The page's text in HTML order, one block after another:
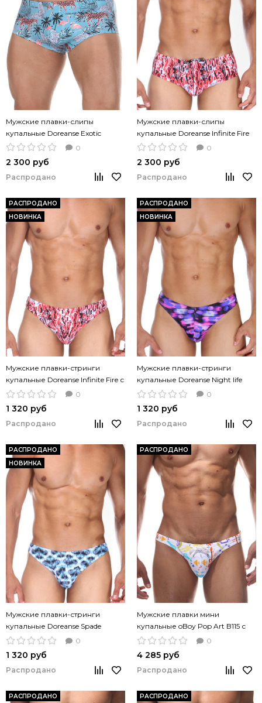
Мужские плавки-слипы
купальные Doreanse Exotic
Jungle цветные
0
2 300 руб
Распродано
Мужские плавки-слипы
купальные Doreanse Infinite Fire
цветные
0
2 300 руб
Распродано
РАСПРОДАНО
НОВИНКА
Мужские плавки-стринги
купальные Doreanse Infinite Fire с
принтом
0
1 320 руб
Распродано
РАСПРОДАНО
НОВИНКА
Мужские плавки-стринги
купальные Doreanse Night life
фиолетовые с принтом
0
1 320 руб
Распродано
РАСПРОДАНО
НОВИНКА
Мужские плавки-стринги
купальные Doreanse Spade
цветные
0
1 320 руб
Распродано
РАСПРОДАНО
Мужские плавки мини
купальные oBoy Pop Art B115 с
принтом
0
4 285 руб
Распродано
РАСПРОДАНО РАСПРОДАНО